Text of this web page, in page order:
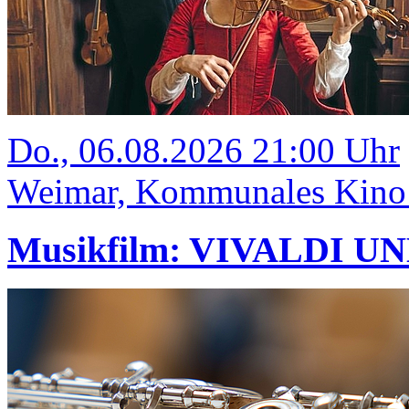
Do., 06.08.2026 21:00 Uhr
Weimar, Kommunales
Musikfilm: VIVALDI